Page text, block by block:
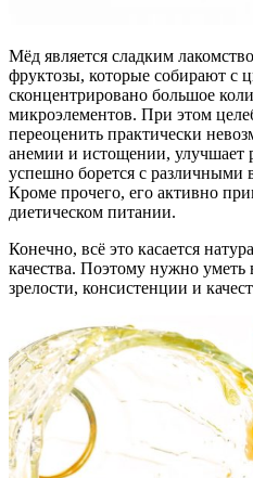
Мёд является сладким
фруктозы, которые собирают с
сконцентрировано большое
микроэлементов. При этом
переоценить практически
анемии и истощении, улучшает
успешно борется с
Кроме прочего, его активно
диетическом питании.
Конечно, всё это касается
качества. Поэтому нужно уметь
зрелости, консистенции и